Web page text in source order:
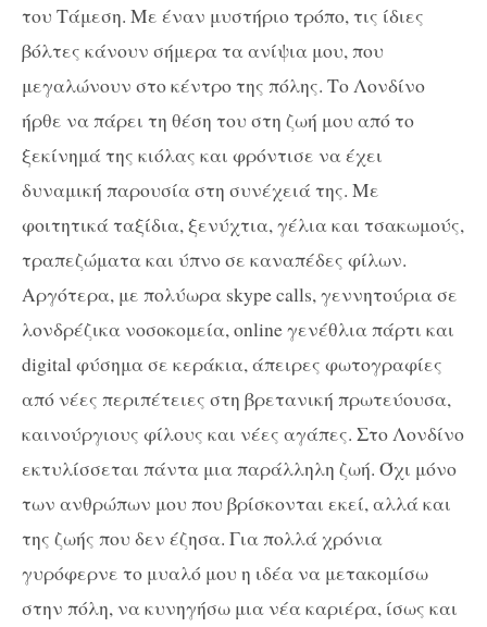
του Τάμεση. Με έναν μυστήριο τρόπο, τις ίδιες
βόλτες κάνουν σήμερα τα ανίψια μου, που
μεγαλώνουν στο κέντρο της πόλης. Το Λονδίνο
ήρθε να πάρει τη θέση του στη ζωή μου από το
ξεκίνημά της κιόλας και φρόντισε να έχει
δυναμική παρουσία στη συνέχειά της. Με
φοιτητικά ταξίδια, ξενύχτια, γέλια και τσακωμούς,
τραπεζώματα και ύπνο σε καναπέδες φίλων.
Αργότερα, με πολύωρα skypecalls, γεννητούρια σε
λονδρέζικα νοσοκομεία, onlineγενέθλια πάρτι και
digital φύσημα σε κεράκια, άπειρες φωτογραφίες
από νέες περιπέτειες στη βρετανική πρωτεύουσα,
καινούργιους φίλους και νέες αγάπες. Στο Λονδίνο
εκτυλίσσεται πάντα μια παράλληλη ζωή. Όχι μόνο
των ανθρώπων μου που βρίσκονται εκεί, αλλά και
της ζωής που δεν έζησα. Για πολλά χρόνια
γυρόφερνε το μυαλό μου η ιδέα να μετακομίσω
στην πόλη, να κυνηγήσω μια νέα καριέρα, ίσως και